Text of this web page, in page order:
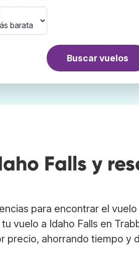
Buscar vuelos
Falls y
para encontrar el
vuelo a Idaho Falls en
precio, ahorrando tiempo y